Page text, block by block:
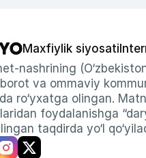
Maxfiylik siyosati
nashrining
va ommaviy
ro‘yxatga olingan.
foydalanishga
taqdirda yo‘l